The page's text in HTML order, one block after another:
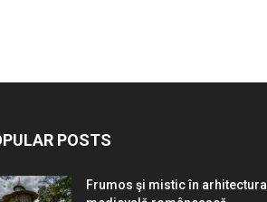
POSTS
Frumos şi mistic în arhitectura